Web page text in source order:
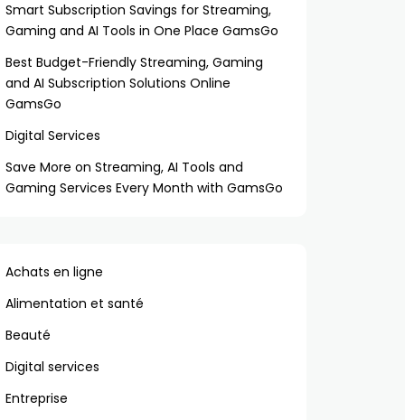
Smart Subscription Savings for Streaming,
Gaming and AI Tools in One Place GamsGo
Best Budget-Friendly Streaming, Gaming
and AI Subscription Solutions Online
GamsGo
Digital Services
Save More on Streaming, AI Tools and
Gaming Services Every Month with GamsGo
Achats en ligne
Alimentation et santé
Beauté
Digital services
Entreprise